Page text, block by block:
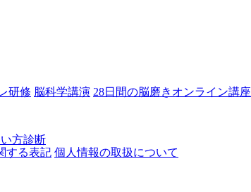
研修 脳科学講演 28日間の脳磨きオンライン講座
方診断
する表記 個人情報の取扱について